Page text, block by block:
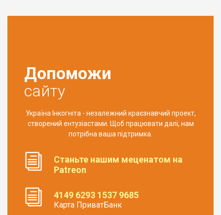
Допоможи
сайту
Україна Інкогніта - незалежний краєзнавчий проект,
створений ентузіастами. Щоб працювати далі, нам
потрібна ваша підтримка.
Станьте нашим меценатом на
Patreon
4149 6293 1537 9685
Карта ПриватБанк